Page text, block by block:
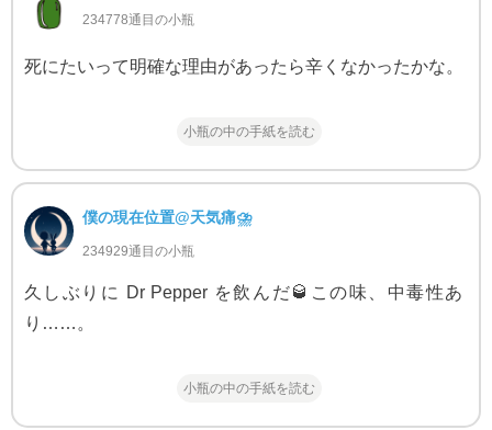
234778通目の小瓶
死にたいって明確な理由があったら辛くなかったかな。
小瓶の中の手紙を読む
僕の現在位置@天気痛⛈
234929通目の小瓶
久しぶりに Dr Pepper を飲んだ🥃この味、中毒性あ
り……。
小瓶の中の手紙を読む